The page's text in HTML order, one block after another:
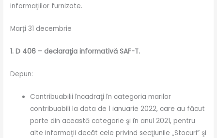
informaţiilor furnizate.
Marți 31 decembrie
1. D 406 – declaraţia informativă SAF-T.
Depun:
Contribuabilii încadraţi în categoria marilor
contribuabili la data de 1 ianuarie 2022, care au făcut
parte din această categorie şi în anul 2021, pentru
alte informaţii decât cele privind secţiunile „Stocuri” şi